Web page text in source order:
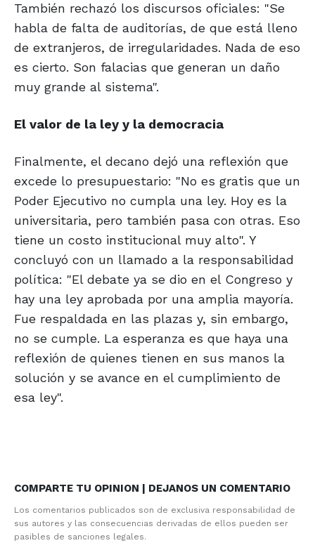
También rechazó los discursos oficiales: "Se
habla de falta de auditorías, de que está lleno
de extranjeros, de irregularidades. Nada de eso
es cierto. Son falacias que generan un daño
muy grande al sistema".
El valor de la ley y la democracia
Finalmente, el decano dejó una reflexión que
excede lo presupuestario: "No es gratis que un
Poder Ejecutivo no cumpla una ley. Hoy es la
universitaria, pero también pasa con otras. Eso
tiene un costo institucional muy alto". Y
concluyó con un llamado a la responsabilidad
política: "El debate ya se dio en el Congreso y
hay una ley aprobada por una amplia mayoría.
Fue respaldada en las plazas y, sin embargo,
no se cumple. La esperanza es que haya una
reflexión de quienes tienen en sus manos la
solución y se avance en el cumplimiento de
esa ley".
COMPARTE TU OPINION | DEJANOS UN COMENTARIO
Los comentarios publicados son de exclusiva responsabilidad de
sus autores y las consecuencias derivadas de ellos pueden ser
pasibles de sanciones legales.